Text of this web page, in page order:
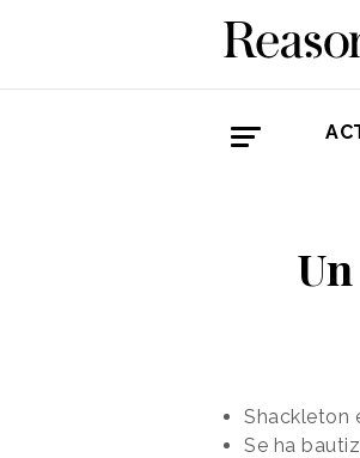
Shackleton
Se ha